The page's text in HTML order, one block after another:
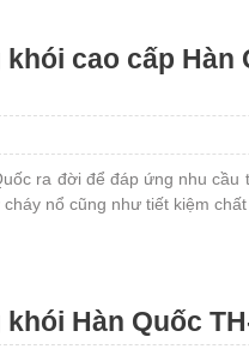
cao cấp Hàn
ra đời để đáp ứng nhu cầu
nổ cũng như tiết kiệm chất
Hàn Quốc